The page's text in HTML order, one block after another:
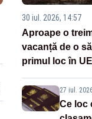
30 iul. 2026, 14:57
Aproape o
vacanță de o
primul loc în UE
27 iul.
Ce loc